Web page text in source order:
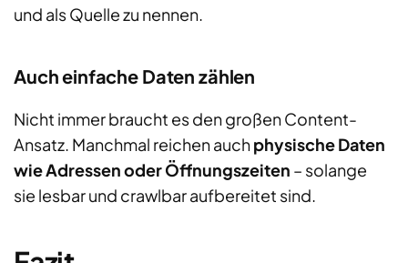
und als Quelle zu nennen.
Auch einfache Daten zählen
Nicht immer braucht es den großen Content-
Ansatz. Manchmal reichen auchphysische Daten
wie Adressen oder Öffnungszeiten – solange
sie lesbar und crawlbar aufbereitet sind.